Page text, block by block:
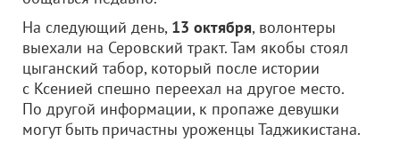
На следующий день, 13 октября, волонтеры
выехали на Серовский тракт. Там якобы стоял
цыганский табор, который после истории
с Ксенией спешно переехал на другое место.
По другой информации, к пропаже девушки
могут быть причастны уроженцы Таджикистана.